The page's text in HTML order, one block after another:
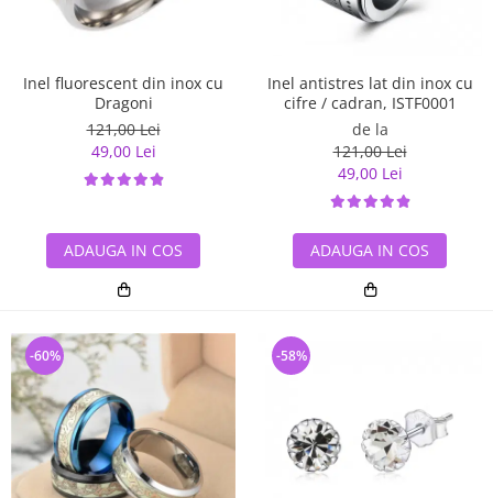
Inel fluorescent din inox cu
Dragoni
121,00 Lei
49,00 Lei
ADAUGA IN COS
Inel antistres lat din inox cu
cifre / cadran, ISTF0001
de la
121,00 Lei
49,00 Lei
ADAUGA IN COS
-60% -58%